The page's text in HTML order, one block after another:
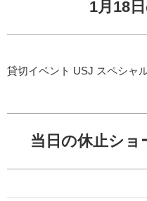
1月18
貸切イベント USJ スペシャ
当日の休止シ